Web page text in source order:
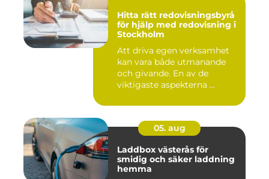
Hitta rätt redovisningsbyrå
för hjälp med redovisning i
Stockholm
Att driva egen verksamhet
kan vara både utmanande
och givande. En av de
viktigaste aspekterna ...
05. aug
Laddbox västerås för
smidig och säker laddning
hemma